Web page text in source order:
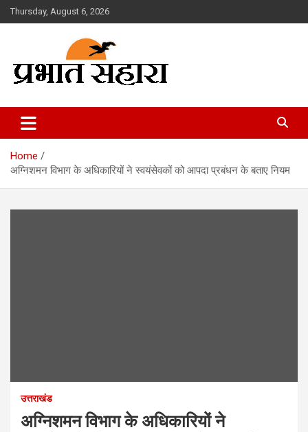
Skip
to
Thursday, August 6, 2026
Prabhat Sahara
Home
अग्निशमन विभाग के अधिकारियों ने स्वयंसेवकों को आपदा प्रबंधन के बताए नियम
उत्तराखंड
अग्निशमन विभाग के अधिकारियों ने